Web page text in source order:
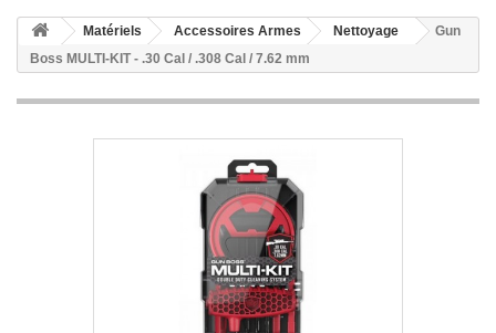
Matériels Accessoires Armes Nettoyage
Gun
Boss MULTI-KIT - .30 Cal / .308 Cal / 7.62 mm